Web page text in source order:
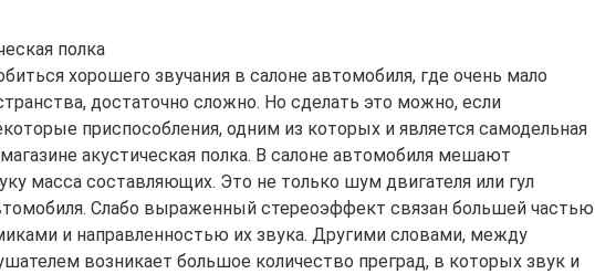
полка
хорошего звучания в салоне автомобиля, где очень мало
достаточно сложно. Но сделать это можно, если
приспособления, одним из которых и является самодельная
акустическая полка. В салоне автомобиля мешают
масса составляющих. Это не только шум двигателя или гул
Слабо выраженный стереоэффект связан большей частью
и направленностью их звука. Другими словами, между
возникает большое количество преград, в которых звук и